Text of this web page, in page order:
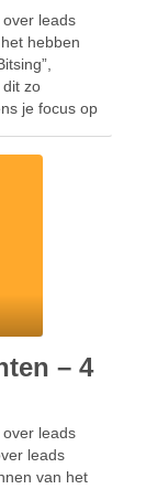
leads
hebben
zo
je focus op
– 4
leads
leads
van het